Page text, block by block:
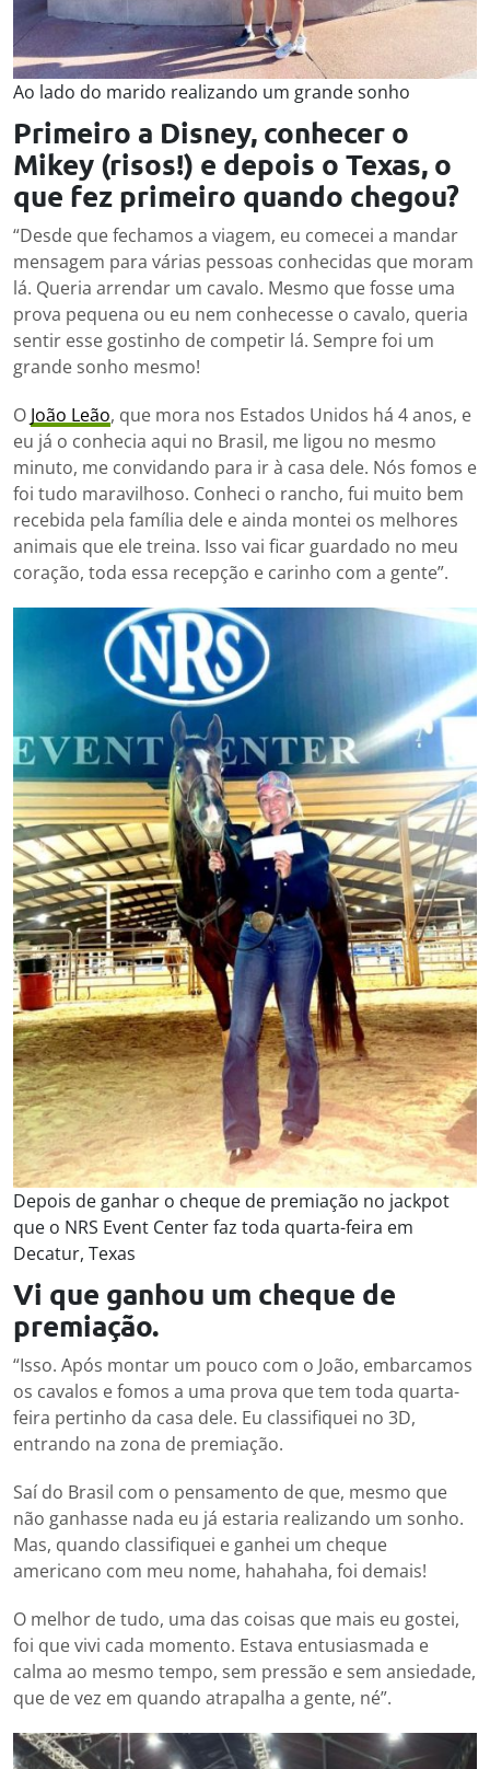
Ao lado do marido realizando um grande sonho
Primeiro a Disney, conhecer o
Mikey (risos!) e depois o Texas, o
que fez primeiro quando chegou?
“Desde que fechamos a viagem, eu comecei a mandar
mensagem para várias pessoas conhecidas que moram
lá. Queria arrendar um cavalo. Mesmo que fosse uma
prova pequena ou eu nem conhecesse o cavalo, queria
sentir esse gostinho de competir lá. Sempre foi um
grande sonho mesmo!
O João Leão, que mora nos Estados Unidos há 4 anos, e
eu já o conhecia aqui no Brasil, me ligou no mesmo
minuto, me convidando para ir à casa dele. Nós fomos e
foi tudo maravilhoso. Conheci o rancho, fui muito bem
recebida pela família dele e ainda montei os melhores
animais que ele treina. Isso vai ficar guardado no meu
coração, toda essa recepção e carinho com a gente”.
Depois de ganhar o cheque de premiação no jackpot
que o NRS Event Center faz toda quarta-feira em
Decatur, Texas
Vi que ganhou um cheque de
premiação.
“Isso. Após montar um pouco com o João, embarcamos
os cavalos e fomos a uma prova que tem toda quarta-
feira pertinho da casa dele. Eu classifiquei no 3D,
entrando na zona de premiação.
Saí do Brasil com o pensamento de que, mesmo que
não ganhasse nada eu já estaria realizando um sonho.
Mas, quando classifiquei e ganhei um cheque
americano com meu nome, hahahaha, foi demais!
O melhor de tudo, uma das coisas que mais eu gostei,
foi que vivi cada momento. Estava entusiasmada e
calma ao mesmo tempo, sem pressão e sem ansiedade,
que de vez em quando atrapalha a gente, né”.